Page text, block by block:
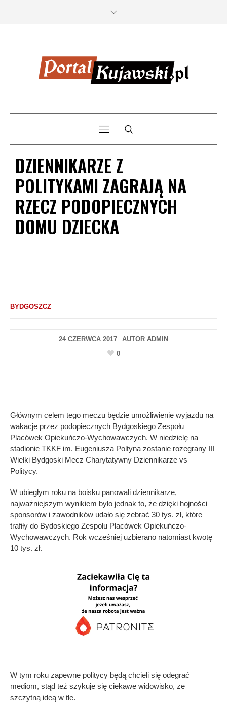
DZIENNIKARZE Z
POLITYKAMI ZAGRAJĄ NA
RZECZ PODOPIECZNYCH
DOMU DZIECKA
BYDGOSZCZ
24 CZERWCA 2017 AUTOR ADMIN
0
Głównym celem tego meczu będzie umożliwienie wyjazdu na
wakacje przez podopiecznych Bydgoskiego Zespołu
Placówek Opiekuńczo-Wychowawczych. W niedzielę na
stadionie TKKF im. Eugeniusza Poltyna zostanie rozegrany III
Wielki Bydgoski Mecz Charytatywny Dziennikarze vs
Politycy.
W ubiegłym roku na boisku panowali dziennikarze,
najważniejszym wynikiem było jednak to, że dzięki hojności
sponsorów i zawodników udało się zebrać 30 tys. zł, które
trafiły do Bydoskiego Zespołu Placówek Opiekuńczo-
Wychowawczych. Rok wcześniej uzbierano natomiast kwotę
10 tys. zł.
W tym roku zapewne politycy będą chcieli się odegrać
mediom, stąd też szykuje się ciekawe widowisko, ze
szczytną ideą w tle.